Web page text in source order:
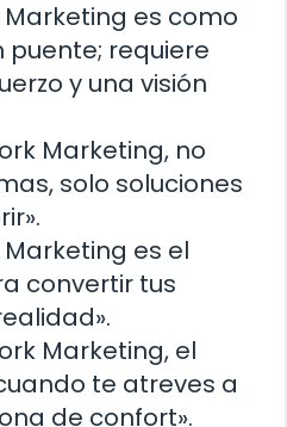
Marketing es como
puente; requiere
y una visión
Marketing, no
solo soluciones
Marketing es el
convertir tus
Marketing, el
te atreves a
de confort».